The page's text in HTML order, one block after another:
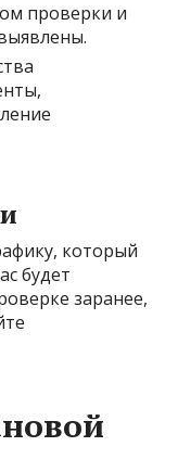
проверки и
который
будет
заранее,